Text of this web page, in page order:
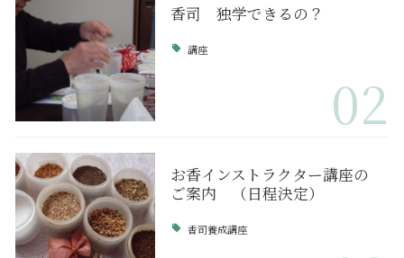
香司 独学できるの？
講座
02
お香インストラクター講座の
ご案内 （日程決定）
香司養成講座